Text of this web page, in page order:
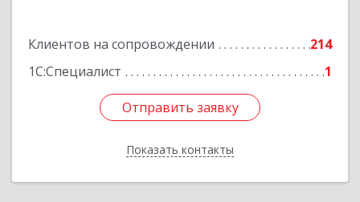
Клиентов на сопровождении
214
1С:Специалист
1
Отправить заявку
Показать контакты
Отправить заявку
Назад